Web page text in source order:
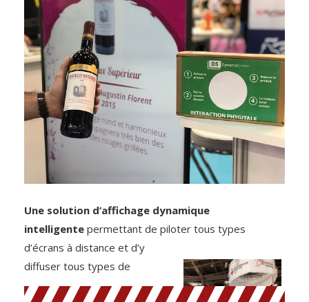
Une solution d’affichage dynamique
intelligente permettant de piloter tous types
d’écrans à distance et d’y
diffuser tous types de